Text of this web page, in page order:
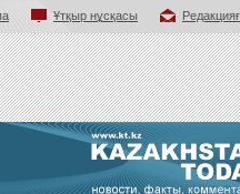
Ұтқыр нұсқасы